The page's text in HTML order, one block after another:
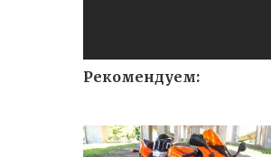
Рекомендуем: